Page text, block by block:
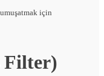
için
Filter)